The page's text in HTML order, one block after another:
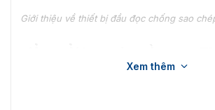
Giới thiệu về thiết bị đầu đọc chống sao
Xem thêm